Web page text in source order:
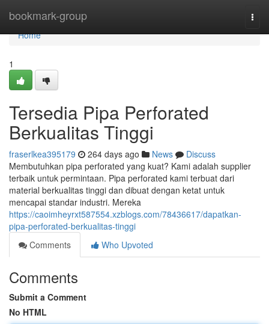
bookmark-group
Home
Home
1
Tersedia Pipa Perforated
Berkualitas Tinggi
fraserlkea395179 264 days ago News
Discuss
Membutuhkan pipa perforated yang kuat? Kami adalah supplier
terbaik untuk permintaan. Pipa perforated kami terbuat dari
material berkualitas tinggi dan dibuat dengan ketat untuk
mencapai standar industri. Mereka
https://caoimheyrxt587554.xzblogs.com/78436617/dapatkan-
pipa-perforated-berkualitas-tinggi
Comments
Who Upvoted
Comments
Submit a Comment
No HTML